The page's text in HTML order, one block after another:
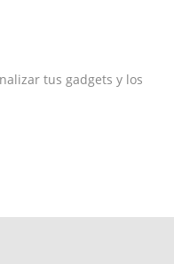
tus gadgets y los